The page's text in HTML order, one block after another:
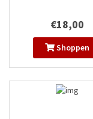
€18,00
Shoppen